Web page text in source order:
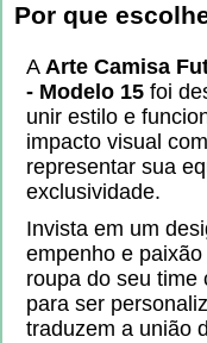
Por que
A Arte Camisa
- Modelo 15 foi
unir estilo e
impacto visual
representar sua
exclusividade.
Invista em um
empenho e
roupa do seu time
para ser
traduzem a união